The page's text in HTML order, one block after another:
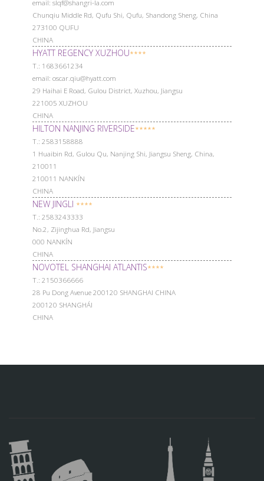
email: slqf@shangri-la.com
Chunqiu Middle Rd, Qufu Shi, Qufu, Shandong Sheng, China
273100 QUFU
CHINA
HYATT REGENCY XUZHOU****
Т.: 1683661234
email: oscar.qiu@hyatt.com
29 Haihai E Road, Gulou District, Xuzhou, Jiangsu
221005 XUZHOU
CHINA
HILTON NANJING RIVERSIDE*****
Т.: 2583158888
1 Huaibin Rd, Gulou Qu, Nanjing Shi, Jiangsu Sheng, China,
210011
210011 NANKÍN
CHINA
NEW JINGLI ****
Т.: 2583243333
No.2, Zijinghua Rd, Jiangsu
000 NANKÍN
CHINA
NOVOTEL SHANGHAI ATLANTIS****
Т.: 2150366666
28 Pu Dong Avenue 200120 SHANGHAI CHINA
200120 SHANGHÁI
CHINA